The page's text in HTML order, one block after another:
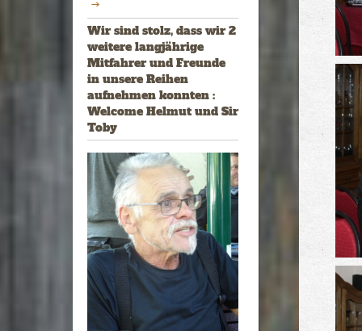
Wir sind stolz, dass wir 2
weitere langjährige
Mitfahrer und Freunde
in unsere Reihen
aufnehmen konnten :
Welcome Helmut und Sir
Toby